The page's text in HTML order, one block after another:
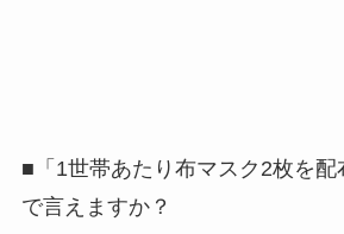
■「1世帯あたり布マスク2枚を
で言えますか？